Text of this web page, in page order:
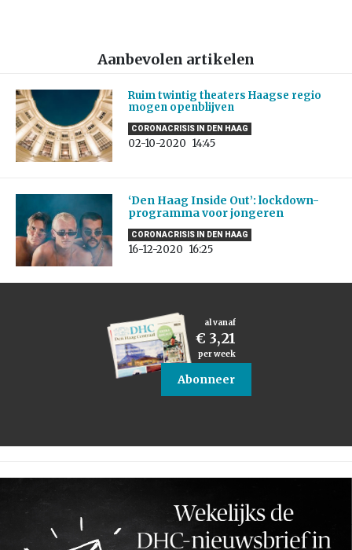
Aanbevolen artikelen
Ruim twintig theaters Haagse regio
mogen openblijven
CORONACRISIS IN DEN HAAG
02-10-2020 14:45
‘Den Haag Inside Out’: lockdown-
programma voor jongeren
CORONACRISIS IN DEN HAAG
16-12-2020 16:25
al vanaf
€ 3,21
per week
Abonneer